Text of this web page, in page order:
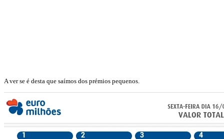
A ver se é desta que saímos dos prémios pequenos.